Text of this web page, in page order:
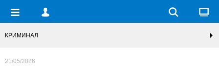
КРИМИНАЛ
21/05/2026